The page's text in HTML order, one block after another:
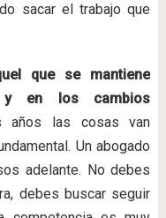
sacar el trabajo que
que se mantiene
y en los cambios
las cosas van
Un abogado
adelante. No debes
debes buscar seguir